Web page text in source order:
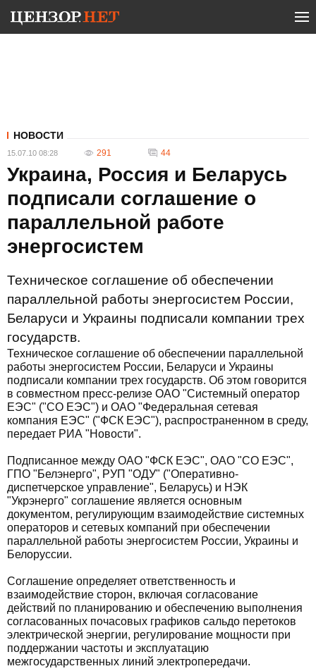
НОВОСТИ
15.07.10 08:28 291 44
Украина, Россия и Беларусь
подписали соглашение о
параллельной работе
энергосистем
Техническое соглашение об обеспечении
параллельной работы энергосистем России,
Беларуси и Украины подписали компании трех
государств.
Техническое соглашение об обеспечении параллельной
работы энергосистем России, Беларуси и Украины
подписали компании трех государств. Об этом говорится
в совместном пресс-релизе ОАО "Системный оператор
ЕЭС" ("СО ЕЭС") и ОАО "Федеральная сетевая
компания ЕЭС" ("ФСК ЕЭС"), распространенном в среду,
передает РИА "Новости".
Подписанное между ОАО "ФСК ЕЭС", ОАО "СО ЕЭС",
ГПО "Белэнерго", РУП "ОДУ" ("Оперативно-
диспетчерское управление", Беларусь) и НЭК
"Укрэнерго" соглашение является основным
документом, регулирующим взаимодействие системных
операторов и сетевых компаний при обеспечении
параллельной работы энергосистем России, Украины и
Белоруссии.
Соглашение определяет ответственность и
взаимодействие сторон, включая согласование
действий по планированию и обеспечению выполнения
согласованных почасовых графиков сальдо перетоков
электрической энергии, регулирование мощности при
поддержании частоты и эксплуатацию
межгосударственных линий электропередачи.